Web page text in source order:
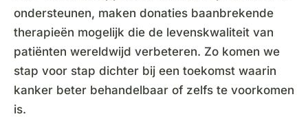
ondersteunen, maken donaties baanbrekende
therapieën mogelijk die de levenskwaliteit van
patiënten wereldwijd verbeteren. Zo komen we
stap voor stap dichter bij een toekomst waarin
kanker beter behandelbaar of zelfs te voorkomen
is.